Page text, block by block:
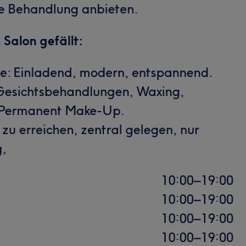
Behandlung anbieten.
Salon gefällt:
Einladend, modern, entspannend.
Waxing,
Make-Up.
zu erreichen, zentral gelegen, nur
10:00–19:00
10:00–19:00
10:00–19:00
10:00–19:00